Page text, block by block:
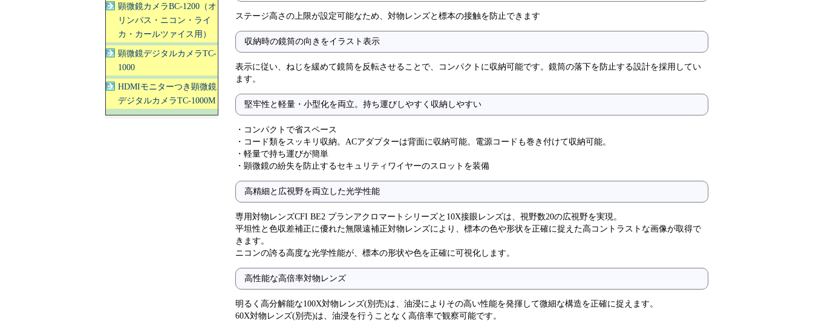
ステージ高さの上限が設定可能なため、対物レンズと標本の接触を防止できます
収納時の鏡筒の向きをイラスト表示
表示に従い、ねじを緩めて鏡筒を反転させることで、コンパクトに収納可能です。鏡筒の落下を防止する設計を採用してい
ます。
堅牢性と軽量・小型化を両立。持ち運びしやすく収納しやすい
・コンパクトで省スペース
・コード類をスッキリ収納。ACアダプターは背面に収納可能。電源コードも巻き付けて収納可能。
・軽量で持ち運びが簡単
・顕微鏡の紛失を防止するセキュリティワイヤーのスロットを装備
高精細と広視野を両立した光学性能
専用対物レンズCFI BE2 プランアクロマートシリーズと10X接眼レンズは、視野数20の広視野を実現。
平坦性と色収差補正に優れた無限遠補正対物レンズにより、標本の色や形状を正確に捉えた高コントラストな画像が取得で
きます。
ニコンの誇る高度な光学性能が、標本の形状や色を正確に可視化します。
高性能な高倍率対物レンズ
明るく高分解能な100X対物レンズ(別売)は、油浸によりその高い性能を発揮して微細な構造を正確に捉えます。
60X対物レンズ(別売)は、油浸を行うことなく高倍率で観察可能です。
顕微鏡カメラBC-1200（オ
リンパス・ニコン・ライ
カ・カールツァイス用）
顕微鏡デジタルカメラTC-
1000
HDMIモニターつき顕微鏡
デジタルカメラTC-1000M